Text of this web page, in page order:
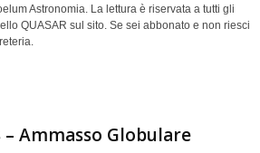
Astronomia. La lettura è riservata a tutti gli
QUASAR sul sito. Se sei abbonato e non riesci
– Ammasso Globulare